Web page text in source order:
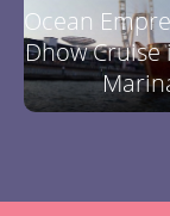
Ocean
Dhow Cruise